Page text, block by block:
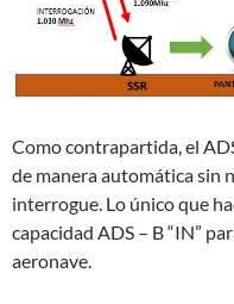
Como contrapartida, el
de manera automática sin
interrogue. Lo único que
capacidad ADS – B “IN”
aeronave.